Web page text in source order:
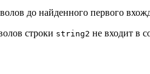
до найденного первого
строки string2 не входит в